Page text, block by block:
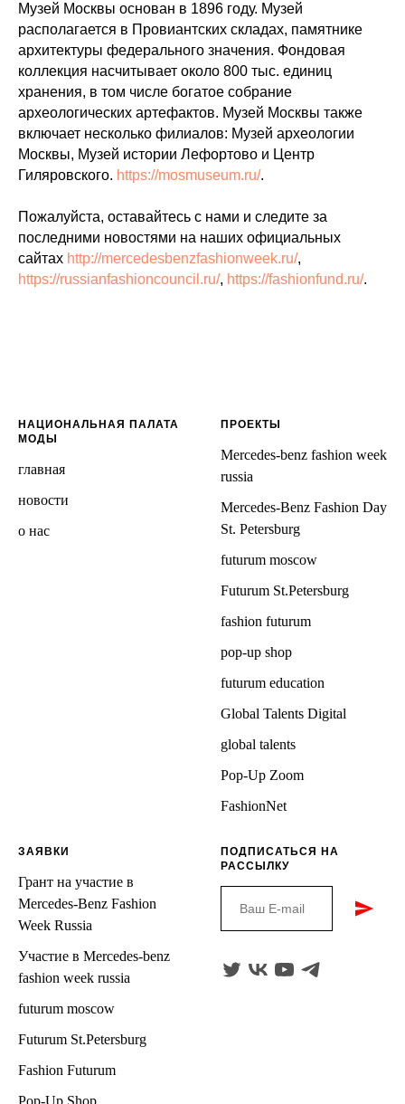
Музей Москвы основан в 1896 году. Музей
располагается в Провиантских складах, памятнике
архитектуры федерального значения. Фондовая
коллекция насчитывает около 800 тыс. единиц
хранения, в том числе богатое собрание
археологических артефактов. Музей Москвы также
включает несколько филиалов: Музей археологии
Москвы, Музей истории Лефортово и Центр
Гиляровского. https://mosmuseum.ru/.
Пожалуйста, оставайтесь с нами и следите за
последними новостями на наших официальных
сайтах http://mercedesbenzfashionweek.ru/,
https://russianfashioncouncil.ru/, https://fashionfund.ru/.
НАЦИОНАЛЬНАЯ ПАЛАТА
МОДЫ
главная
новости
о нас
ПРОЕКТЫ
Mercedes-benz fashion week
russia
Mercedes-Benz Fashion Day
St. Petersburg
futurum moscow
Futurum St.Petersburg
fashion futurum
pop-up shop
futurum education
Global Talents Digital
global talents
Pop-Up Zoom
FashionNet
ЗАЯВКИ
Грант на участие в
Mercedes-Benz Fashion
Week Russia
Участие в Mercedes-benz
fashion week russia
futurum moscow
Futurum St.Petersburg
Fashion Futurum
ПОДПИСАТЬСЯ НА
РАССЫЛКУ